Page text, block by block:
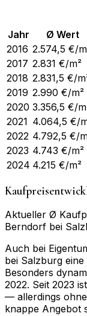
Jahr Ø Wert
2016 2.574,5 €/
2017 2.831 €/m²
2018 2.831,5 €/
2019 2.990 €/m²
2020 3.356,5 €/
2021 4.064,5 €/
2022 4.792,5 €/
2023 4.743 €/m²
2024 4.215 €/m²
Aktueller Ø
Berndorf bei
Auch bei
bei Salzburg
Besonders
2022. Seit 2023
— allerdings
knappe Angebot